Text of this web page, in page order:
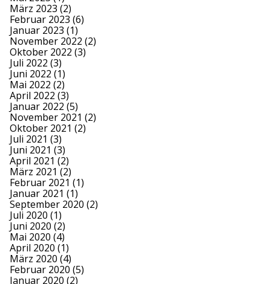
März 2023 (2)
Februar 2023 (6)
Januar 2023 (1)
November 2022 (2)
Oktober 2022 (3)
Juli 2022 (3)
Juni 2022 (1)
Mai 2022 (2)
April 2022 (3)
Januar 2022 (5)
November 2021 (2)
Oktober 2021 (2)
Juli 2021 (3)
Juni 2021 (3)
April 2021 (2)
März 2021 (2)
Februar 2021 (1)
Januar 2021 (1)
September 2020 (2)
Juli 2020 (1)
Juni 2020 (2)
Mai 2020 (4)
April 2020 (1)
März 2020 (4)
Februar 2020 (5)
Januar 2020 (2)